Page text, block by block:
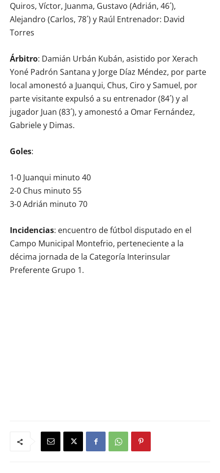
Quiros, Víctor, Juanma, Gustavo (Adrián, 46´),
Alejandro (Carlos, 78´) y Raúl Entrenador: David
Torres
Árbitro: Damián Urbán Kubán, asistido por Xerach
Yoné Padrón Santana y Jorge Díaz Méndez, por parte
local amonestó a Juanqui, Chus, Ciro y Samuel, por
parte visitante expulsó a su entrenador (84´) y al
jugador Juan (83´), y amonestó a Omar Fernández,
Gabriele y Dimas.
Goles:
1-0 Juanqui minuto 40
2-0 Chus minuto 55
3-0 Adrián minuto 70
Incidencias: encuentro de fútbol disputado en el
Campo Municipal Montefrio, perteneciente a la
décima jornada de la Categoría Interinsular
Preferente Grupo 1.